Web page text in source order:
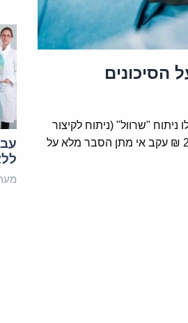
הסיכונים
"שרוול" (ניתוח לקיצור
קיבה) וסבלה בעקבותיו מדלף, בפיצוי בסך של 275,000 ₪ עקב אי מתן הסבר מלא על